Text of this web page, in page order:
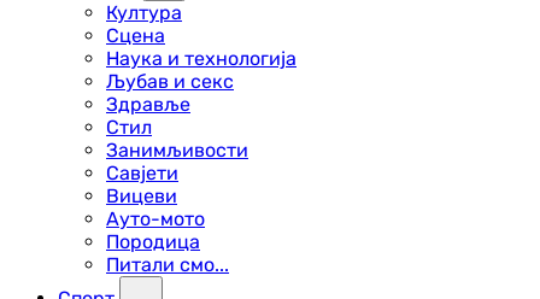
Култура
Сцена
Наука и технологија
Љубав и секс
Здравље
Стил
Занимљивости
Савјети
Вицеви
Ауто-мото
Породица
Питали смо...